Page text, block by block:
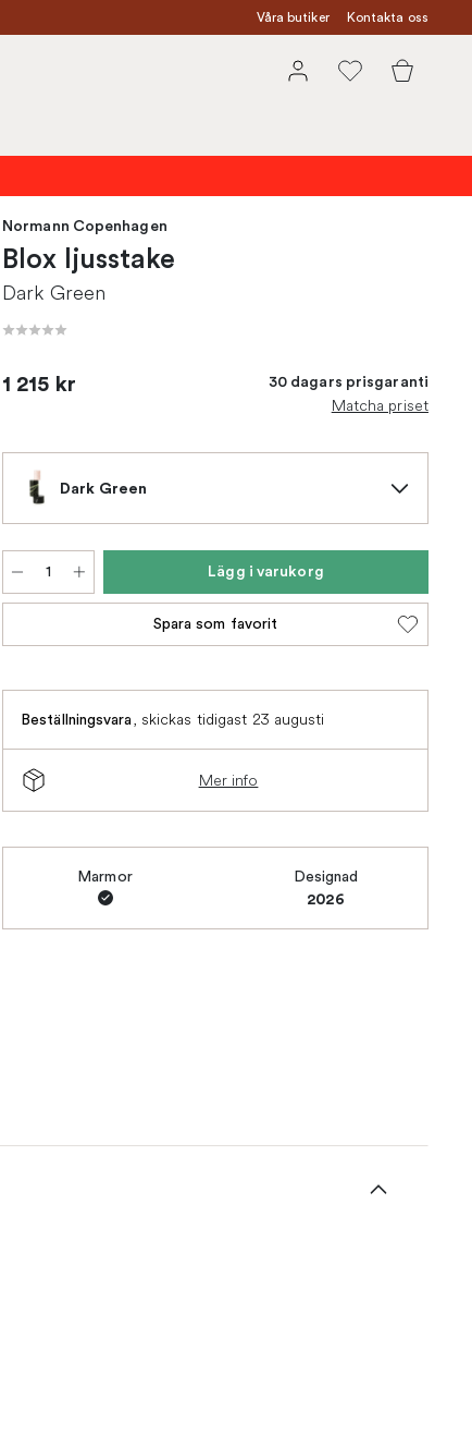
Våra butiker Kontakta oss
Normann Copenhagen
Blox ljusstake
Dark Green
1 215 kr 30 dagars prisgaranti
Matcha priset
Dark Green
Lägg i varukorg
Spara som favorit
Beställningsvara, skickas tidigast 23 augusti
Mer info
Marmor Designad
2026